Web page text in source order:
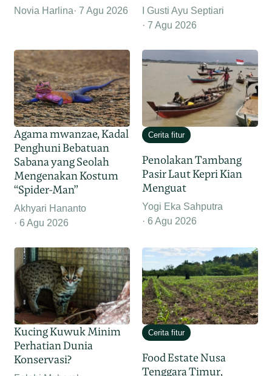
Novia Harlina 7 Agu 2026
I Gusti Ayu Septiari
7 Agu 2026
Agama mwanzae, Kadal
Penghuni Bebatuan
Sabana yang Seolah
Mengenakan Kostum
“Spider-Man”
Akhyari Hananto
6 Agu 2026
Cerita fitur
Penolakan Tambang
Pasir Laut Kepri Kian
Menguat
Yogi Eka Sahputra
6 Agu 2026
Kucing Kuwuk Minim
Perhatian Dunia
Konservasi?
Cerita fitur
Food Estate Nusa
Tenggara Timur,